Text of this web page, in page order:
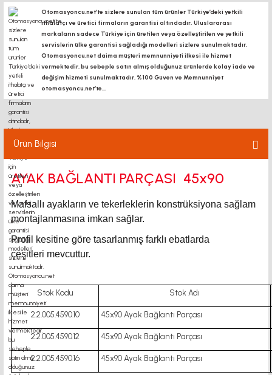
Otomasyoncu.net’te sizlere sunulan tüm ürünler Türkiye’deki yetkili
ithalatçı ve üretici firmaların garantisi altındadır, Uluslararası
markaların sadece Türkiye için üretilen veya özelleştirilen ve yetkili
servislerin ülke garantisi sağladığı modelleri sizlere sunulmaktadır.
Otomasyoncu.net daima müşteri memnunniyeti ilkesi ile hizmet
vermektedir. bu sebeple satın almış olduğunuz ürünlerde kolay iade ve
değişim hizmeti sunulmaktadır. %100 Güven ve Memnunniyet
otomasyoncu.net’te...
Ürün Bilgisi
AYAK BAĞLANTI PARÇASI 45x90
Mafsallı ayakların ve tekerleklerin konstrüksiyona sağlam
montajlanmasına imkan sağlar.
Profil kesitine göre tasarlanmış farklı ebatlarda
çeşitleri mevcuttur.
Stok Kodu Stok Adı
2.2.005.4590.10 45x90 Ayak Bağlantı Parçası
2.2.005.4590.12 45x90 Ayak Bağlantı Parçası
2.2.005.4590.16 45x90 Ayak Bağlantı Parçası